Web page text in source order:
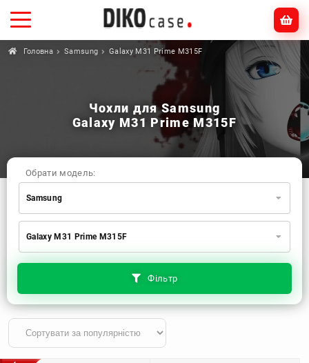
Головна Samsung Galaxy M31 Prime M315F
Чохли для Samsung
Galaxy M31 Prime M315F
Фільтр
Обрати модель:
Samsung
Xiaomi
Apple
Huawei
Realme
TECNO
ZTE
OnePlus
Motorola
Galaxy M31 Prime M315F